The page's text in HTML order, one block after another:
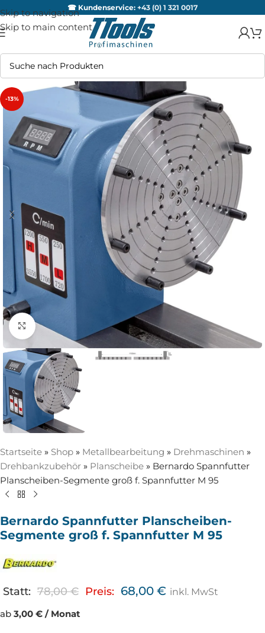
Skip to navigation
Skip to main content
☎ Kundenservice: +43 (0) 1 321 0017
-13%
Zum Vergrößern anklicken
Startseite » Shop » Metallbearbeitung » Drehmaschinen »
Drehbankzubehör » Planscheibe » Bernardo Spannfutter
Planscheiben-Segmente groß f. Spannfutter M 95
Bernardo Spannfutter Planscheiben-
Segmente groß f. Spannfutter M 95
Statt: 78,00€ Preis: 68,00 € inkl. MwSt
ab 3,00 € / Monat